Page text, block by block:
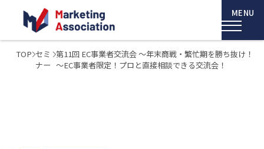
TOP セミ
ナー
第11回 EC事業者交流会 ～年末商戦・繁忙期を勝ち抜け！
～EC事業者限定！プロと直接相談できる交流会！